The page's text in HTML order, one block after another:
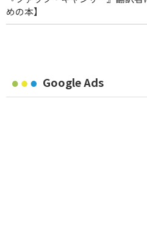
めの本】
Google Ads